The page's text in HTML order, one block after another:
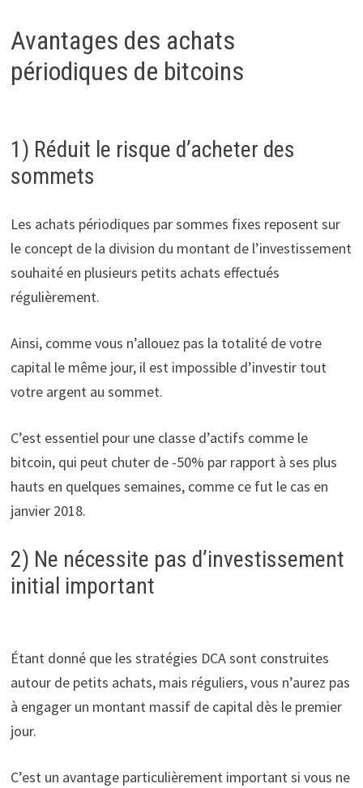
Avantages des achats
périodiques de bitcoins
1) Réduit le risque d’acheter des
sommets
Les achats périodiques par sommes fixes reposent sur
le concept de la division du montant de l’investissement
souhaité en plusieurs petits achats effectués
régulièrement.
Ainsi, comme vous n’allouez pas la totalité de votre
capital le même jour, il est impossible d’investir tout
votre argent au sommet.
C’est essentiel pour une classe d’actifs comme le
bitcoin, qui peut chuter de -50% par rapport à ses plus
hauts en quelques semaines, comme ce fut le cas en
janvier 2018.
2) Ne nécessite pas d’investissement
initial important
Étant donné que les stratégies DCA sont construites
autour de petits achats, mais réguliers, vous n’aurez pas
à engager un montant massif de capital dès le premier
jour.
C’est un avantage particulièrement important si vous ne